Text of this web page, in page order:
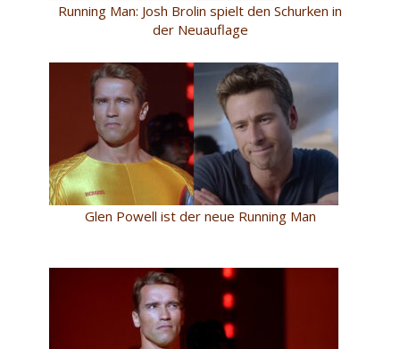
Running Man: Josh Brolin spielt den Schurken in
der Neuauflage
Glen Powell ist der neue Running Man